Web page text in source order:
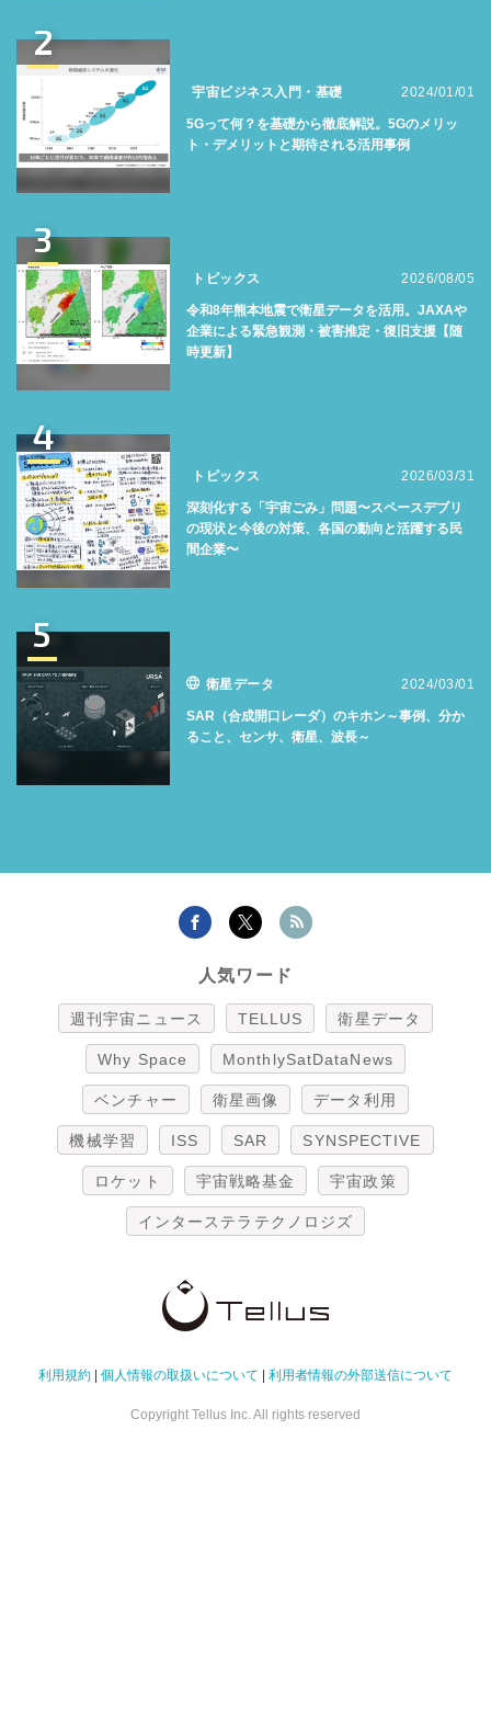
2
宇宙ビジネス入門・基礎 2024/01/01
5Gって何？を基礎から徹底解説。5Gのメリッ
ト・デメリットと期待される活用事例
3
トピックス 2026/08/05
令和8年熊本地震で衛星データを活用。JAXAや
企業による緊急観測・被害推定・復旧支援【随
時更新】
4
トピックス 2026/03/31
深刻化する「宇宙ごみ」問題〜スペースデブリ
の現状と今後の対策、各国の動向と活躍する民
間企業〜
5
衛星データ 2024/03/01
SAR（合成開口レーダ）のキホン～事例、分か
ること、センサ、衛星、波長～
人気ワード
週刊宇宙ニュース TELLUS 衛星データ
Why Space MonthlySatDataNews
ベンチャー 衛星画像 データ利用
機械学習 ISS SAR SYNSPECTIVE
ロケット 宇宙戦略基金 宇宙政策
インターステラテクノロジズ
利用規約 個人情報の取扱いについて 利用者情報の外部送信について
Copyright Tellus Inc. All rights reserved